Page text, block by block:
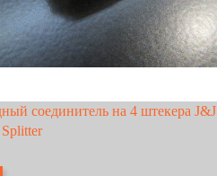
соединитель на 4 штекера J&J